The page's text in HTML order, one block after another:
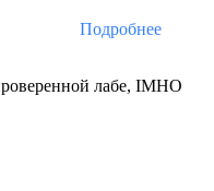
Подробнее
лабе, IMHO